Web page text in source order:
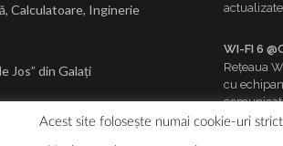
Calculatoare, Inginerie
Jos” din Galați
WI-FI 6
Rețeaua
cu
Acest site folosește numai cookie-uri